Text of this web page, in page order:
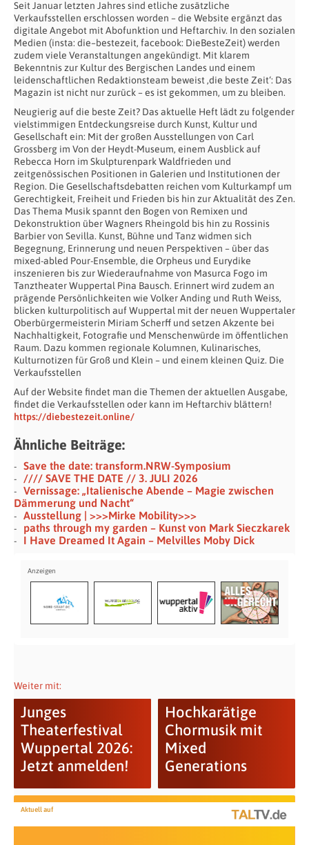
Seit Januar letzten Jahres sind etliche zusätzliche
Verkaufsstellen erschlossen worden – die Website ergänzt das
digitale Angebot mit Abofunktion und Heftarchiv. In den sozialen
Medien (insta: die–bestezeit, facebook: DieBesteZeit) werden
zudem viele Veranstaltungen angekündigt. Mit klarem
Bekenntnis zur Kultur des Bergischen Landes und einem
leidenschaftlichen Redaktionsteam beweist ‚die beste Zeit‘: Das
Magazin ist nicht nur zurück – es ist gekommen, um zu bleiben.
Neugierig auf die beste Zeit? Das aktuelle Heft lädt zu folgender
vielstimmigen Entdeckungsreise durch Kunst, Kultur und
Gesellschaft ein: Mit der großen Ausstellungen von Carl
Grossberg im Von der Heydt-Museum, einem Ausblick auf
Rebecca Horn im Skulpturenpark Waldfrieden und
zeitgenössischen Positionen in Galerien und Institutionen der
Region. Die Gesellschaftsdebatten reichen vom Kulturkampf um
Gerechtigkeit, Freiheit und Frieden bis hin zur Aktualität des Zen.
Das Thema Musik spannt den Bogen von Remixen und
Dekonstruktion über Wagners Rheingold bis hin zu Rossinis
Barbier von Sevilla. Kunst, Bühne und Tanz widmen sich
Begegnung, Erinnerung und neuen Perspektiven – über das
mixed-abled Pour-Ensemble, die Orpheus und Eurydike
inszenieren bis zur Wiederaufnahme von Masurca Fogo im
Tanztheater Wuppertal Pina Bausch. Erinnert wird zudem an
prägende Persönlichkeiten wie Volker Anding und Ruth Weiss,
blicken kulturpolitisch auf Wuppertal mit der neuen Wuppertaler
Oberbürgermeisterin Miriam Scherff und setzen Akzente bei
Nachhaltigkeit, Fotografie und Menschenwürde im öffentlichen
Raum. Dazu kommen regionale Kolumnen, Kulinarisches,
Kulturnotizen für Groß und Klein – und einem kleinen Quiz. Die
Verkaufsstellen
Auf der Website findet man die Themen der aktuellen Ausgabe,
findet die Verkaufsstellen oder kann im Heftarchiv blättern!
https://diebestezeit.online/
Ähnliche Beiträge:
Save the date: transform.NRW-Symposium
//// SAVE THE DATE // 3. JULI 2026
Vernissage: „Italienische Abende – Magie zwischen
Dämmerung und Nacht“
Ausstellung | >>>Mirke Mobility>>>
paths through my garden – Kunst von Mark Sieczkarek
I Have Dreamed It Again – Melvilles Moby Dick
Weiter mit:
Junges
Theaterfestival
Wuppertal 2026:
Jetzt anmelden!
Hochkarätige
Chormusik mit
Mixed
Generations
Aktuell auf